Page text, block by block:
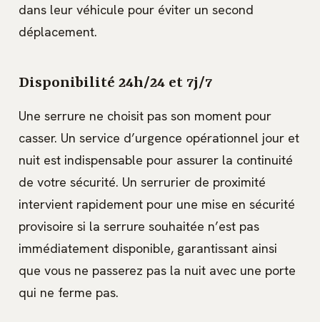
dans leur véhicule pour éviter un second
déplacement.
Disponibilité 24h/24 et 7j/7
Une serrure ne choisit pas son moment pour
casser. Un service d’urgence opérationnel jour et
nuit est indispensable pour assurer la continuité
de votre sécurité. Un serrurier de proximité
intervient rapidement pour une mise en sécurité
provisoire si la serrure souhaitée n’est pas
immédiatement disponible, garantissant ainsi
que vous ne passerez pas la nuit avec une porte
qui ne ferme pas.